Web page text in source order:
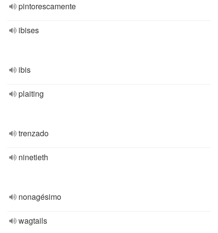
pintorescamente
ibises
ibis
plaiting
trenzado
ninetieth
nonagésimo
wagtails